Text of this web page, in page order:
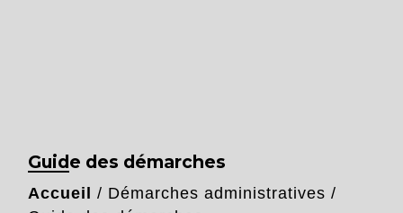
Guide des démarches
Accueil / Démarches administratives /